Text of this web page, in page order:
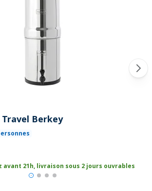
Berkey
avant 21h, livraison sous 2 jours ouvrables